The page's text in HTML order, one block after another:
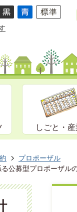
しごと・産
プロポーザル
公募型プロポーザル